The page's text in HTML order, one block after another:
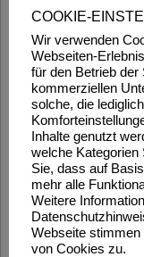
COOKIE-
Wir verwenden
Webseiten-
für den Betrieb der
kommerziellen
solche, die
Inhalte genutzt
welche Kategorien
Sie, dass auf
mehr alle
Weitere
Webseite
von Cookies zu.